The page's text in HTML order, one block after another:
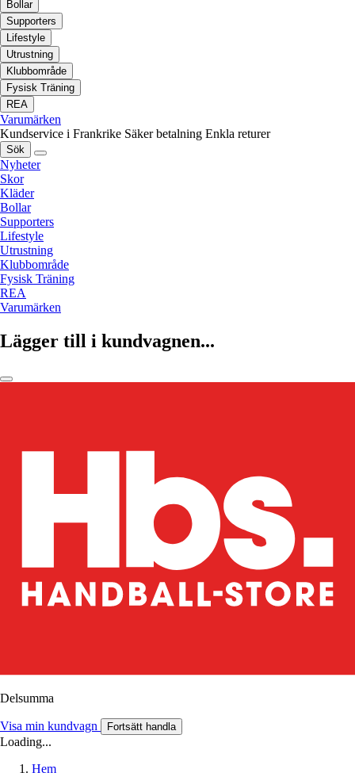
Bollar
Supporters
Lifestyle
Utrustning
Klubbområde
Fysisk Träning
REA
Varumärken
Kundservice i Frankrike Säker betalning Enkla returer
Sök
Nyheter
Skor
Kläder
Bollar
Supporters
Lifestyle
Utrustning
Klubbområde
Fysisk Träning
REA
Varumärken
Lägger till i kundvagnen...
Delsumma
Visa min kundvagn Fortsätt handla
Loading...
Hem